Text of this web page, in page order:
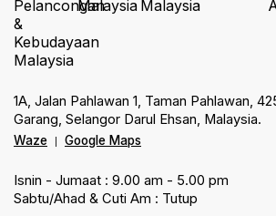
1A, Jalan Pahlawan 1, Taman Pahlawan,
Garang, Selangor Darul Ehsan, Malaysia.
Waze Google Maps
Isnin - Jumaat : 9.00 am - 5.00 pm
Sabtu/Ahad & Cuti Am : Tutup